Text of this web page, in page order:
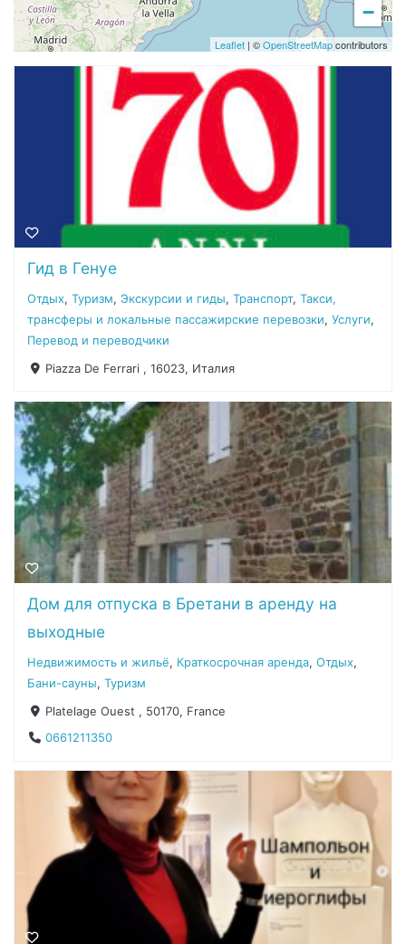
Гид в Генуе
Отдых,Туризм,Экскурсии и гиды,Транспорт,Такси,
трансферы и локальные пассажирские перевозки,Услуги,
Перевод и переводчики
Piazza De Ferrari , 16023, Италия
Дом для отпуска в Бретани в аренду на
выходные
Недвижимость и жильё, Краткосрочная аренда,Отдых,
Бани-сауны,Туризм
Platelage Ouest , 50170, France
0661211350
−
Leaflet | ©OpenStreetMapcontributors